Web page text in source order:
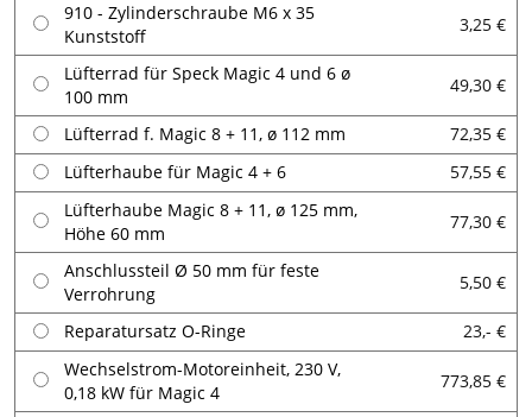
910 - Zylinderschraube M6 x 35
Kunststoff
3,25 €
Lüfterrad für Speck Magic 4 und 6 ø
100 mm
49,30 €
Lüfterrad f. Magic 8 + 11, ø 112 mm
72,35 €
Lüfterhaube für Magic 4 + 6
57,55 €
Lüfterhaube Magic 8 + 11, ø 125 mm,
Höhe 60 mm
77,30 €
Anschlussteil Ø 50 mm für feste
Verrohrung
5,50 €
Reparatursatz O-Ringe
23,- €
Wechselstrom-Motoreinheit, 230 V,
0,18 kW für Magic 4
773,85 €